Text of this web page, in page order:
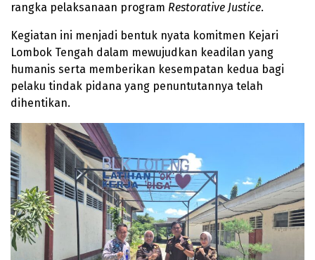
rangka pelaksanaan program Restorative Justice.
Kegiatan ini menjadi bentuk nyata komitmen Kejari
Lombok Tengah dalam mewujudkan keadilan yang
humanis serta memberikan kesempatan kedua bagi
pelaku tindak pidana yang penuntutannya telah
dihentikan.